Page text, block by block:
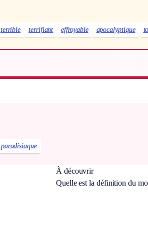
terrible terrifiant effroyable apocalyptique
paradisiaque
À découvrir
Quelle est la définition du